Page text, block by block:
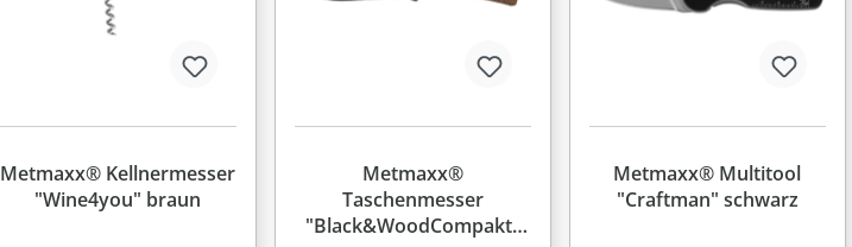
Metmaxx® Kellnermesser
"Wine4you" braun
Metmaxx®
Taschenmesser
"Black&WoodCompakt"
Metmaxx® Multitool
"Craftman" schwarz